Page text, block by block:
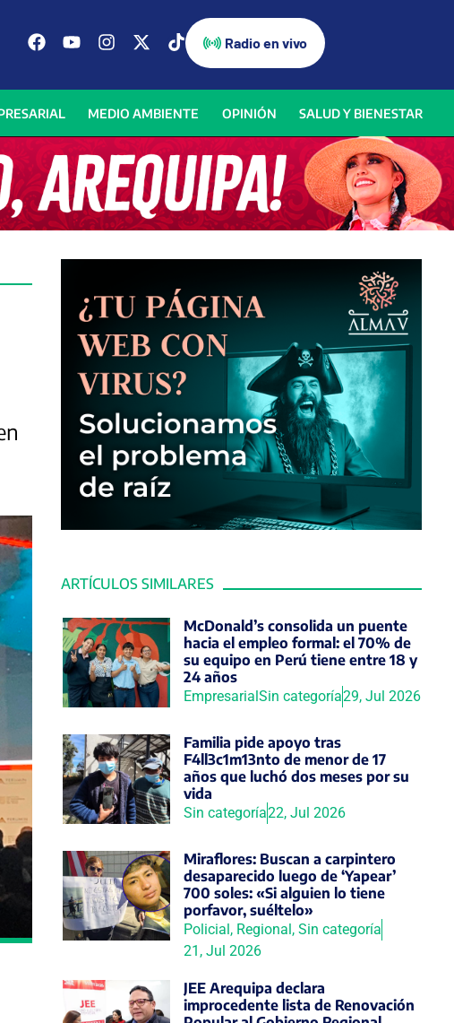
Radio en vivo
MEDIO AMBIENTE OPINIÓN SALUD Y BIENESTAR
ARTÍCULOS SIMILARES
McDonald’s consolida un puente
hacia el empleo formal: el 70% de
su equipo en Perú tiene entre 18 y
24 años
EmpresarialSin categoría29, Jul 2026
Familia pide apoyo tras
F4ll3c1m13nto de menor de 17
años que luchó dos meses por su
vida
Sin categoría22, Jul 2026
Miraflores: Buscan a carpintero
desaparecido luego de ‘Yapear’
700 soles: «Si alguien lo tiene
porfavor, suéltelo»
Policial, Regional, Sin categoría
21, Jul 2026
JEE Arequipa declara
improcedente lista de Renovación